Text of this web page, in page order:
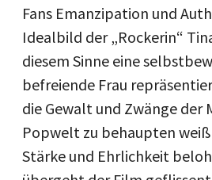
Fans Emanzipation und
Idealbild der „Rockerin“
diesem Sinne eine
befreiende Frau
die Gewalt und Zwänge der
Popwelt zu behaupten
Stärke und Ehrlichkeit